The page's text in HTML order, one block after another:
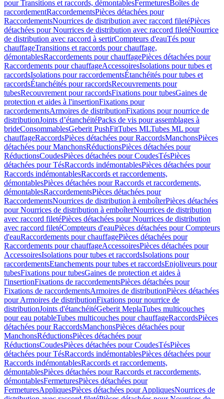
pour Transitions et raccords, démontablesFermeturesBoîtes de
raccordementRaccordementsPièces détachées pour
RaccordementsNourrices de distribution avec raccord filetéPièces
détachées pour Nourrices de distribution avec raccord filetéNourrice
de distribution avec raccord à sertirCompteurs d'eauTés pour
chauffageTransitions et raccords pour chauffage,
démontablesRaccordements pour chauffagePièces détachées pour
Raccordements pour chauffageAccessoiresIsolations pour tubes et
raccordsIsolations pour raccordementsÉtanchéités pour tubes et
raccordsÉtanchéités pour raccordsRecouvrements pour
tubesRecouvrement pour raccordsFixations pour tubesGaines de
protection et aides à l'insertionFixations pour
raccordementsArmoires de distributionFixations pour nourrice de
distributionJoints d’étanchéitéPacks de vis pour assemblages à
brideConsommablesGeberit PushFitTubes MLTubes ML pour
chauffageRaccordsPièces détachées pour RaccordsManchonsPièces
détachées pour ManchonsRéductionsPièces détachées pour
RéductionsCoudesPièces détachées pour CoudesTésPièces
détachées pour TésRaccords indémontablesPièces détachées pour
Raccords indémontablesRaccords et raccordements,
démontablesPièces détachées pour Raccords et raccordements,
démontablesRaccordementsPièces détachées pour
RaccordementsNourrices de distribution à emboîterPièces détachées
pour Nourrices de distribution à emboîterNourrices de distribution
avec raccord filetéPièces détachées pour Nourrices de distribution
avec raccord filetéCompteurs d'eauPièces détachées pour Compteurs
d'eauRaccordements pour chauffagePièces détachées pour
Raccordements pour chauffageAccessoiresPièces détachées pour
AccessoiresIsolations pour tubes et raccordsIsolations pour
raccordementsEtanchements pour tubes et raccordsEnjoliveurs pour
tubesFixations pour tubesGaines de protection et aides à
l'insertionFixations de raccordementsPièces détachées pour
Fixations de raccordementsArmoires de distributionPièces détachées
pour Armoires de distributionFixations pour nourrice de
distributionJoints d'étanchéitéGeberit MeplaTubes multicouches
pour eau potableTubes multicouches pour chauffageRaccordsPièces
détachées pour RaccordsManchonsPièces détachées pour
ManchonsRéductionsPièces détachées pour
RéductionsCoudesPièces détachées pour CoudesTésPièces
détachées pour TésRaccords indémontablesPièces détachées pour
Raccords indémontablesRaccords et raccordements,
démontablesPièces détachées pour Raccords et raccordements,
démontablesFermeturesPièces détachées pour
FermeturesAppliquesPièces détachées pour AppliquesNourrices de